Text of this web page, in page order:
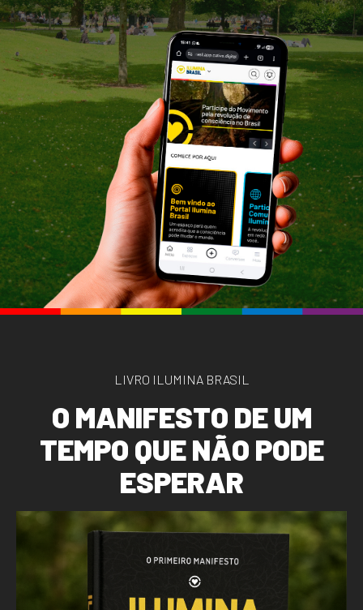
LIVRO ILUMINA BRASIL
O MANIFESTO DEUM
TEMPO QUENÃO PODE
ESPERAR